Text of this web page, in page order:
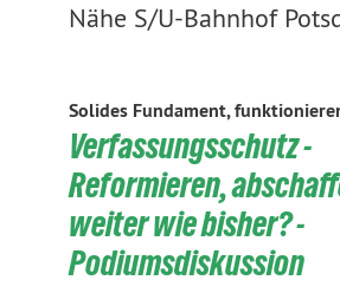
Nähe S/U-Bahnhof
Solides Fundament,
Verfassungsschutz -
Reformieren,
weiter wie bisher? -
Podiumsdiskussion